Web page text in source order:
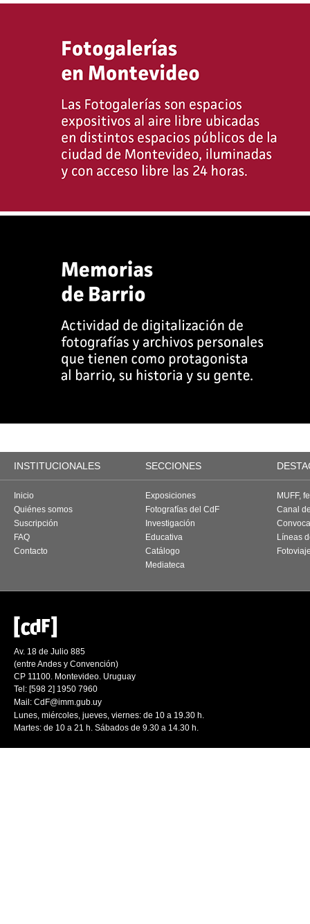
INSTITUCIONALES SECCIONES
Inicio
Quiénes somos
Suscripción
FAQ
Contacto
Exposiciones
Fotografías del CdF
Investigación
Educativa
Catálogo
Mediateca
MUFF,
Canal
Líneas
Av. 18 de Julio 885
(entre Andes y Convención)
CP 11100. Montevideo. Uruguay
Tel: [598 2] 1950 7960
Mail: CdF@imm.gub.uy
Lunes, miércoles, jueves, viernes: de 10 a 19.30 h.
Martes: de 10 a 21 h. Sábados de 9.30 a 14.30 h.